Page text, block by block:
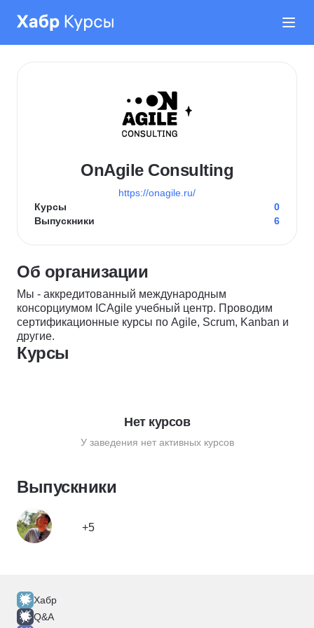
OnAgile Consulting
https://onagile.ru/
Курсы
0
Выпускники
6
Об организации
Мы - аккредитованный международным
консорциумом ICAgile учебный центр. Проводим
сертификационные курсы по Agile, Scrum, Kanban и
другие.
Курсы
Нет курсов
У заведения нет активных курсов
Выпускники
+5
Хабр
Q&A